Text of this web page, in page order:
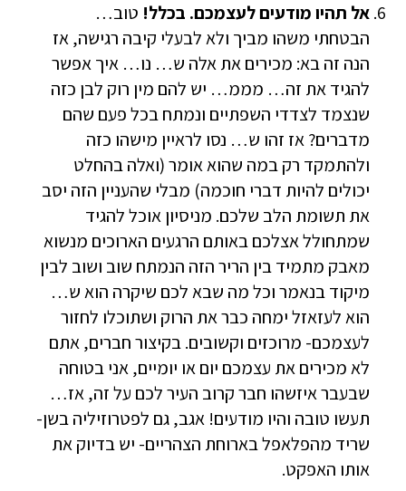
אל תהיו מודעים לעצמכם. בכלל! טוב…
הבטחתי משהו מביך ולא לבעלי קיבה רגישה, אז
הנה זה בא: מכירים את אלה ש… נו… איך אפשר
להגיד את זה… מממ… יש להם מין רוק לבן כזה
שנצמד לצדדי השפתיים ונמתח בכל פעם שהם
מדברים? אז זהו ש… נסו לראיין מישהו כזה
ולהתמקד רק במה שהוא אומר (ואלה בהחלט
יכולים להיות דברי חוכמה) מבלי שהעניין הזה יסב
את תשומת הלב שלכם. מניסיון אוכל להגיד
שמתחולל אצלכם באותם הרגעים הארוכים מנשוא
מאבק מתמיד בין הריר הזה הנמתח שוב ושוב לבין
מיקוד בנאמר וכל מה שבא לכם שיקרה הוא ש…
הוא לעזאזל ימחה כבר את הרוק ושתוכלו לחזור
לעצמכם- מרוכזים וקשובים. בקיצור חברים, אתם
לא מכירים את עצמכם יום או יומיים, אני בטוחה
שבעבר איזשהו חבר קרוב העיר לכם על זה, אז…
תעשו טובה והיו מודעים! אגב, גם לפטרוזיליה בשן-
שריד מהפלאפל בארוחת הצהריים- יש בדיוק את
אותו האפקט.